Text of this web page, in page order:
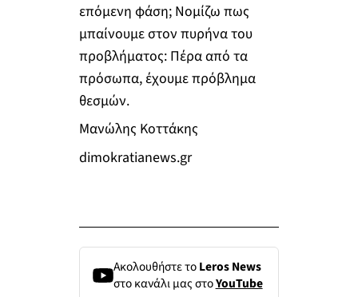
επόμενη φάση; Νομίζω πως
μπαίνουμε στον πυρήνα του
προβλήματος: Πέρα από τα
πρόσωπα, έχουμε πρόβλημα
θεσμών.
Μανώλης Κοττάκης
dimokratianews.gr
Ακολουθήστε τοLeros News
στο κανάλι μας στοYouTube